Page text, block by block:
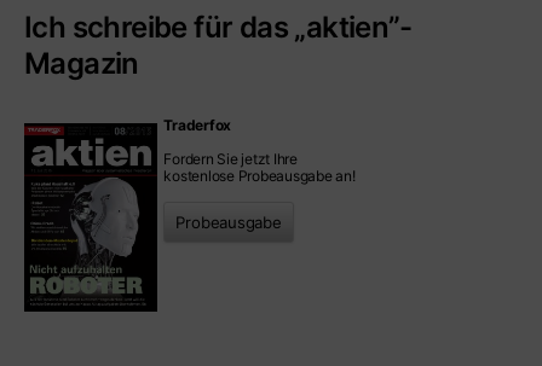
Ich schreibe für das „aktien”-
Magazin
Traderfox
Fordern Sie jetzt Ihre
kostenlose Probeausgabe an!
Probeausgabe